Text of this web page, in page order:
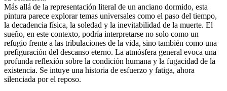
Más allá de la representación literal de un anciano dormido, esta
pintura parece explorar temas universales como el paso del tiempo,
la decadencia física, la soledad y la inevitabilidad de la muerte. El
sueño, en este contexto, podría interpretarse no solo como un
refugio frente a las tribulaciones de la vida, sino también como una
prefiguración del descanso eterno. La atmósfera general evoca una
profunda reflexión sobre la condición humana y la fugacidad de la
existencia. Se intuye una historia de esfuerzo y fatiga, ahora
silenciada por el reposo.